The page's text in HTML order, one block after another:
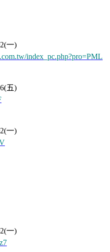
一)
index_pc.php?pro=PML
五)
一)
一)